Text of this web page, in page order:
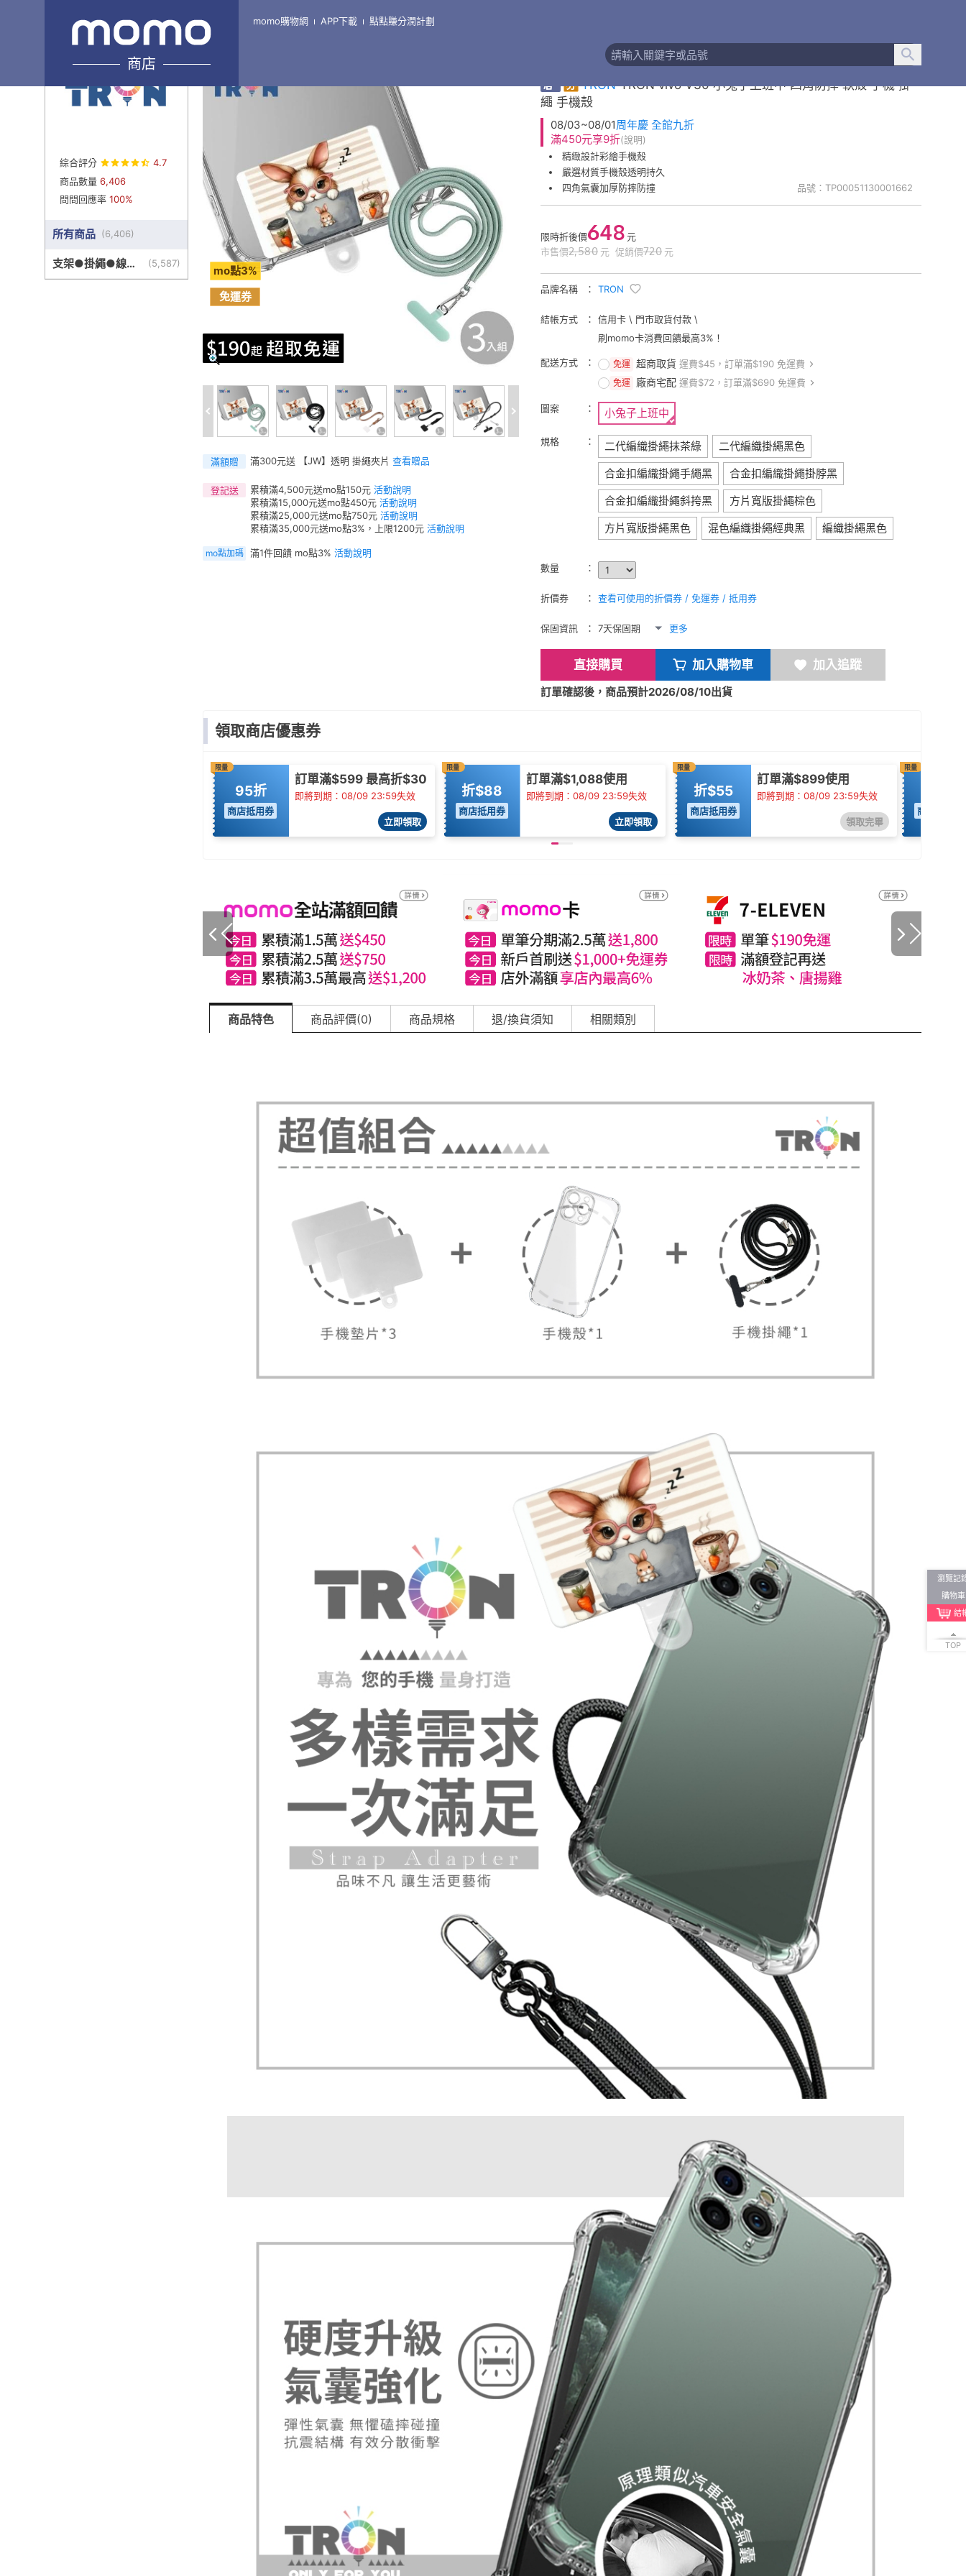
商店
momo購物網 APP下載 點點賺分潤計劃
綜合評分
4.7
商品數量 6,406
問問回應率 100%
所有商品 (6,406)
支架●掛繩●線盒
●其他周邊
(5,587)
mo點3%
免運券
滿額贈 滿300元送 【JW】透明 掛繩夾片 查看贈品
登記送 累積滿4,500元送mo點150元 活動說明
累積滿15,000元送mo點450元 活動說明
累積滿25,000元送mo點750元 活動說明
累積滿35,000元送mo點3%，上限1200元 活動說明
mo點加碼 滿1件回饋 mo點3% 活動說明
精緻彩繪掛繩手機殼
券 TRON TRON vivo V30 小兔子上班中 四角防摔 軟殼 手機 掛
繩 手機殼
08/03~08/01周年慶 全館九折
滿450元享9折(說明)
品號：TP00051130001662
精緻設計彩繪手機殼
嚴選材質手機殼透明持久
四角氣囊加厚防摔防撞
限時折後價648 元
市售價2,580 元 促銷價720 元
品牌名稱 TRON
結帳方式
信用卡 \ 門市取貨付款 \
刷momo卡消費回饋最高3%！
配送方式 免運 超商取貨 運費$45，訂單滿$190 免運費
免運 廠商宅配 運費$72，訂單滿$690 免運費
圖案 小兔子上班中
規格 二代編織掛繩抹茶綠
二代編織掛繩黑色
合金扣編織掛繩手繩黑
合金扣編織掛繩掛脖黑
合金扣編織掛繩斜挎黑
方片寬版掛繩棕色
方片寬版掛繩黑色
混色編織掛繩經典黑 編織掛繩黑色
數量
折價券 查看可使用的折價券 / 免運券 / 抵用券
保固資訊 7天保固期 更多
直接購買 加入購物車 加入追蹤
訂單確認後，商品預計2026/08/10出貨
領取商店優惠券
限量
95折
商店抵用券
訂單滿$599 最高折$30
即將到期：08/09 23:59失效
立即領取
限量
折$88
商店抵用券
訂單滿$1,088使用
即將到期：08/09 23:59失效
立即領取
限量
折$55
商店抵用券
訂單滿$899使用
即將到期：08/09 23:59失效
領取完畢
限量
商店抵用券
商品特色 商品評價(0) 商品規格 退/換貨須知 相關類別
瀏覽記
購物車
結
TOP